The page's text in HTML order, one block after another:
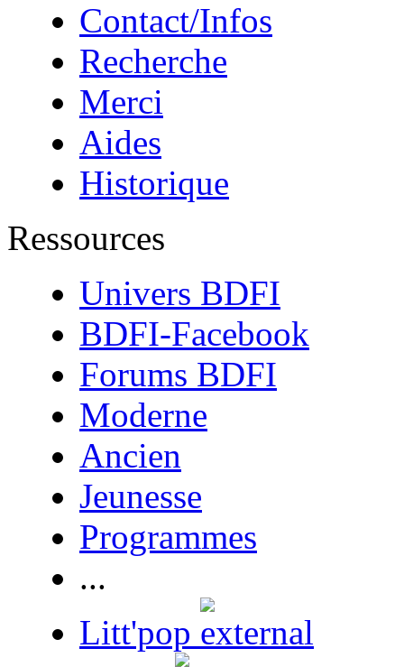
Contact/Infos
Recherche
Merci
Aides
Historique
Ressources
Univers BDFI
BDFI-Facebook
Forums BDFI
Moderne
Ancien
Jeunesse
Programmes
...
Litt'pop